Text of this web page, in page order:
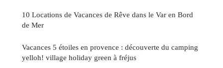
10 Locations de Vacances de Rêve dans le Var en Bord
de Mer
Vacances 5 étoiles en provence : découverte du camping
yelloh! village holiday green à fréjus